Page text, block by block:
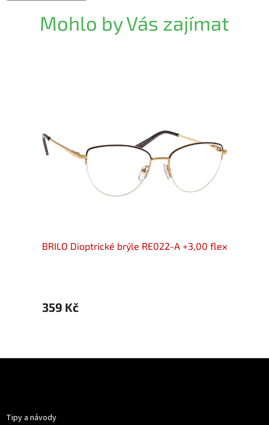
Mohlo by Vás zajímat
BRILO Dioptrické brýle RE022-A +3,00 flex
359 Kč
Tipy a návody